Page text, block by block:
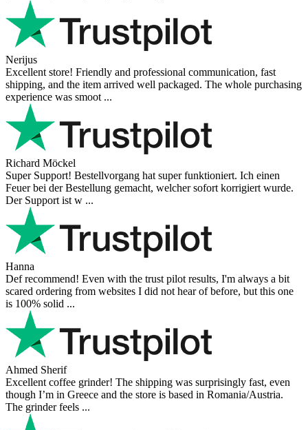
Nerijus
Excellent store! Friendly and professional communication, fast
shipping, and the item arrived well packaged. The whole purchasing
experience was smoot ...
Richard Möckel
Super Support! Bestellvorgang hat super funktioniert. Ich einen
Feuer bei der Bestellung gemacht, welcher sofort korrigiert wurde.
Der Support ist w ...
Hanna
Def recommend! Even with the trust pilot results, I'm always a bit
scared ordering from websites I did not hear of before, but this one
is 100% solid ...
Ahmed Sherif
Excellent coffee grinder! The shipping was surprisingly fast, even
though I’m in Greece and the store is based in Romania/Austria.
The grinder feels ...